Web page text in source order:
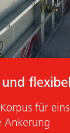
flexibel
für
Ankerung